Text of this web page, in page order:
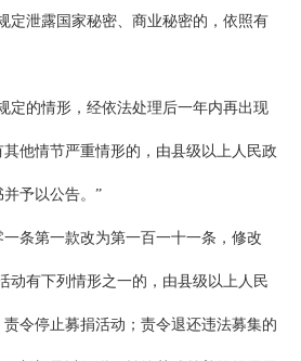
定泄露国家秘密、商业秘密的，依照有
定的情形，经依法处理后一年内再出现
他情节严重情形的，由县级以上人民政
予以公告。”
条第一款改为第一百一十一条，修改
动有下列情形之一的，由县级以上人民
令停止募捐活动；责令退还违法募集的